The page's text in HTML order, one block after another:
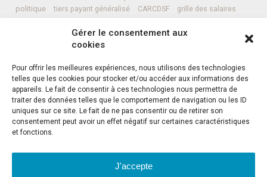
Gérer le consentement aux
cookies
Pour offrir les meilleures expériences, nous utilisons des technologies
telles que les cookies pour stocker et/ou accéder aux informations des
appareils. Le fait de consentir à ces technologies nous permettra de
traiter des données telles que le comportement de navigation ou les ID
uniques sur ce site. Le fait de ne pas consentir ou de retirer son
consentement peut avoir un effet négatif sur certaines caractéristiques
et fonctions.
J'accepte
politique tiers payant généralisé CARCDSF
grille des salaires
complémentaires santé
secret médical sénat CCAM
professionnels de santé
Instagram Facebook Twitter